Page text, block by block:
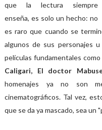
que la lectura siempre
enseña, es solo un hecho: no
es raro que cuando se
algunos de sus personajes
películas fundamentales como
Caligari, El doctor
homenajes ya no son
cinematográficos. Tal vez,
que se da ya mascado, sea un